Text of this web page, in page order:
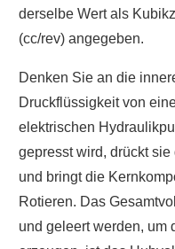
derselbe Wert als
(cc/rev) angegeben.
Denken Sie an die
Druckflüssigkeit von
elektrischen
gepresst wird, drückt
und bringt die
Rotieren. Das
und geleert werden, um